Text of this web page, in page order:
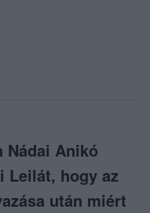
Nádai Anikó
Leilát, hogy az
után miért